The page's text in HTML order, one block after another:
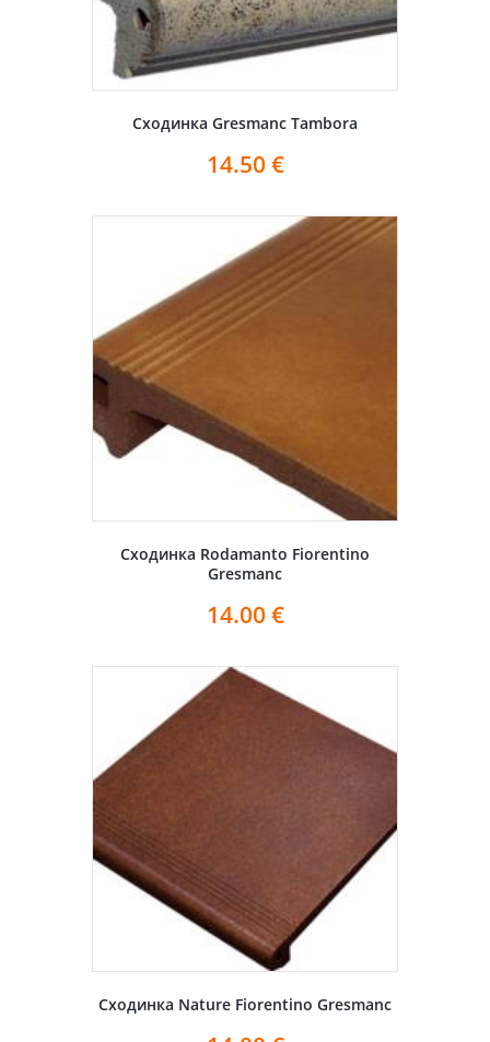
Сходинка Gresmanc Tambora
14.50 €
Сходинка Rodamanto Fiorentino
Gresmanc
14.00 €
Сходинка Nature Fiorentino Gresmanc